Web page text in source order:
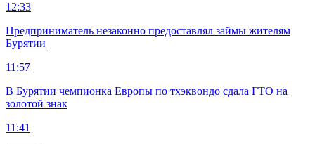
12:33
Предприниматель незаконно предоставлял займы жителям
Бурятии
11:57
В Бурятии чемпионка Европы по тхэквондо сдала ГТО на
золотой знак
11:41